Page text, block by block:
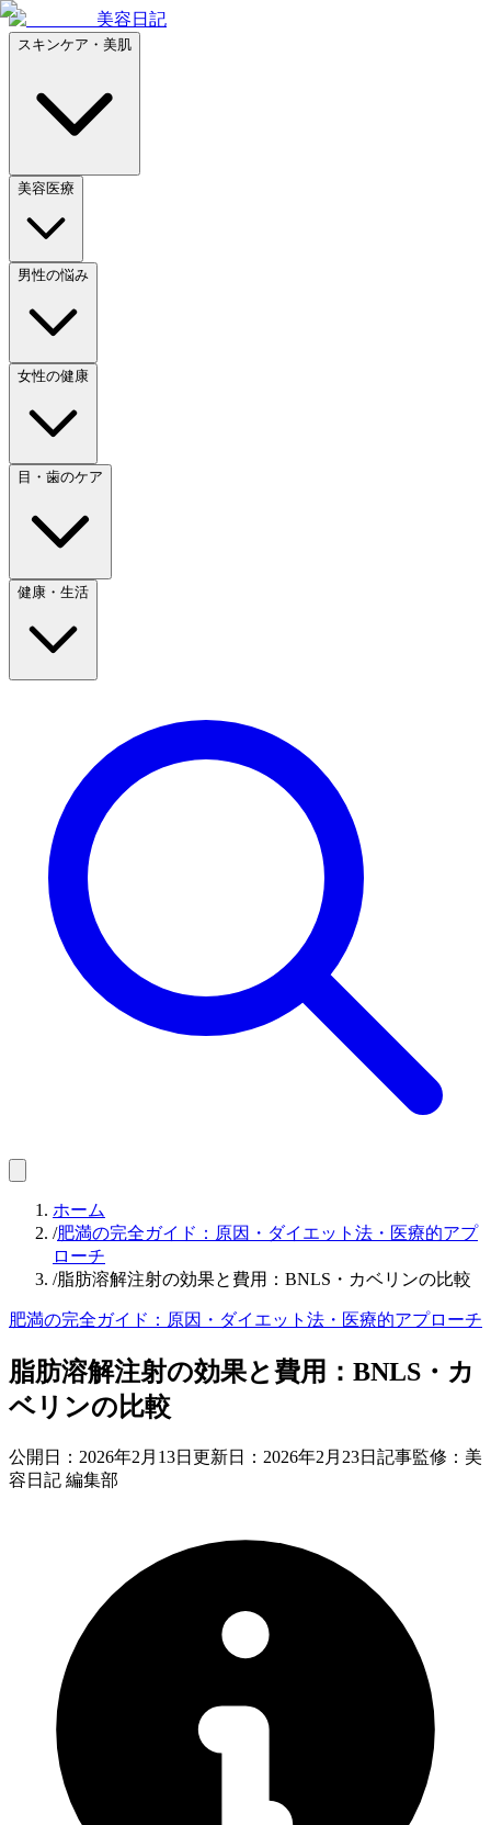
美容日記
スキンケア・美肌
美容医療
男性の悩み
女性の健康
目・歯のケア
健康・生活
ホーム
/肥満の完全ガイド：原因・ダイエット法・医療的アプ
ローチ
/脂肪溶解注射の効果と費用：BNLS・カベリンの比較
肥満の完全ガイド：原因・ダイエット法・医療的アプローチ
脂肪溶解注射の効果と費用：BNLS・カ
ベリンの比較
公開日： 2026年2月13日 更新日： 2026年2月23日 記事監修：美
容日記 編集部